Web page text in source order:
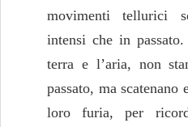
movimenti tellurici
intensi che in
terra e l’aria, non
passato, ma scatenano
loro furia, per